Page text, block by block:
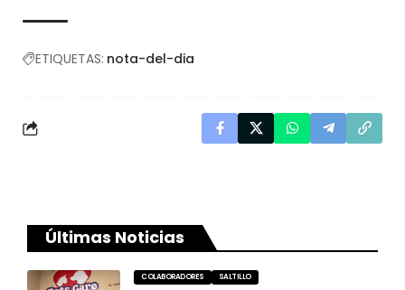
ETIQUETAS: nota-del-dia
Últimas Noticias
COLABORADORES SALTILLO